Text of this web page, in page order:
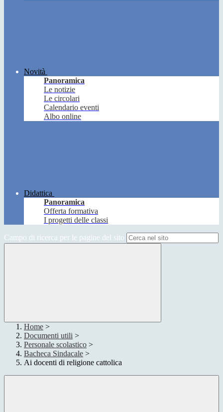
Novità
Panoramica
Le notizie
Le circolari
Calendario eventi
Albo online
Didattica
Panoramica
Offerta formativa
I progetti delle classi
Campo di ricerca per le pagine del sito
Home >
Documenti utili >
Personale scolastico >
Bacheca Sindacale >
Ai docenti di religione cattolica